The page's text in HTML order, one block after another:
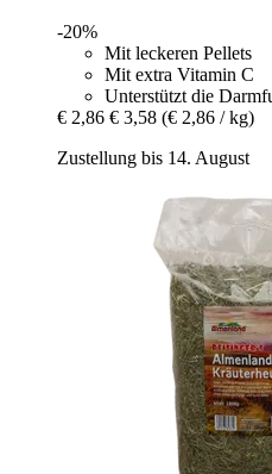
-20%
Mit leckeren Pellets
Mit extra Vitamin C
Unterstützt die
€ 2,86 € 3,58 (€ 2,86 / kg)
Zustellung bis 14. August